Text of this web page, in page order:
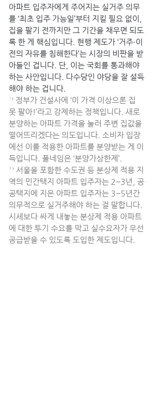
아파트 입주자에게 주어지는 실거주 의무
를 ‘최초 입주 가능일’부터 지킬 필요 없이,
집을 팔기 전까지만 그 기간을 채우면 되도
록 한 게 핵심입니다. 현행 제도가 ‘거주·이
전의 자유를 침해한다’는 시장의 비판을 받
아들인 겁니다. 단, 이는 국회를 통과해야
하는 사안입니다. 다수당인 야당을 잘 설득
해야 하는 겁니다.
¹⁾ 정부가 건설사에 ‘이 가격 이상으론 집
못 팔아!’라고 강제하는 정책입니다. 새로
분양하는 아파트 가격을 눌러 주변 집값을
떨어뜨리겠다는 의도입니다. 소비자 입장
에선 이를 적용한 아파트를 분양받는 게 이
득입니다. 풀네임은 ‘분양가상한제’.
²⁾ 서울을 포함한 수도권 등 분상제 적용 지
역의 민간택지 아파트 입주자는 2~3년, 공
공택지에 지은 아파트 입주자는 3~5년간
의무적으로 실거주해야 하는 걸 말합니다.
시세보다 싸게 내놓는 분상제 적용 아파트
에 대한 투기 수요를 막고 실수요자가 우선
공급받을 수 있도록 도입한 제도입니다.